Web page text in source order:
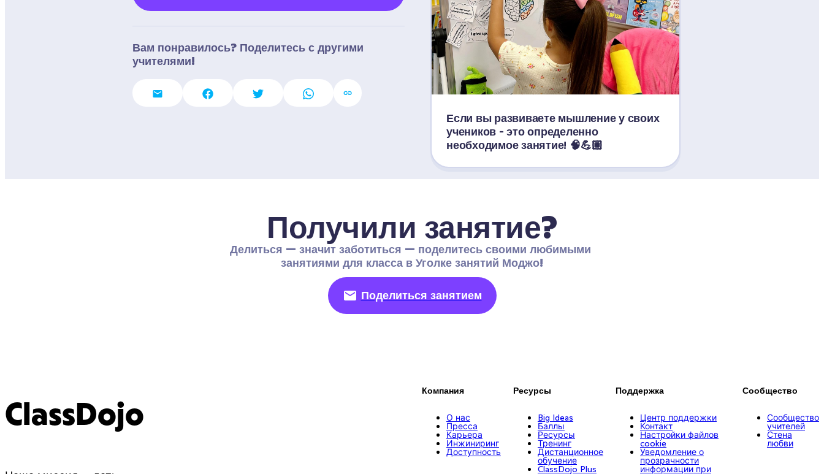
Вам понравилось? Поделитесь с другими
учителями!
Если вы развиваете мышление у своих
учеников - это определенно
необходимое занятие! 🧠💪🏽
Получили занятие?
Делиться — значит заботиться — поделитесь своими любимыми
занятиями для класса в Уголке занятий Моджо!
Поделиться занятием
ClassDojo
Компания
О нас
Пресса
Карьера
Инжиниринг
Доступность
Ресурсы
Big Ideas
Баллы
Ресурсы
Тренинг
Дистанционное
обучение
ClassDojo Plus
Поддержка
Центр поддержки
Контакт
Настройки файлов
cookie
Уведомление о
прозрачности
информации при
Сообщество
Сообщество
учителей
Стена
любви